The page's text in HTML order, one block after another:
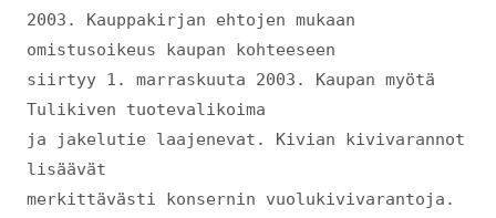
2003. Kauppakirjan ehtojen mukaan
omistusoikeus kaupan kohteeseen
siirtyy 1. marraskuuta 2003. Kaupan myötä
Tulikiven tuotevalikoima
ja jakelutie laajenevat. Kivian kivivarannot
lisäävät
merkittävästi konsernin vuolukivivarantoja.